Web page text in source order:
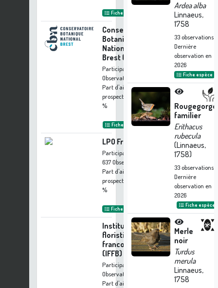
Fiche organisme
Conservatoire
Botanique
National de
Brest (CBNB)
Participation à 895
Observations
Part d'aide à la
prospection : 17.12
%
Fiche organisme
LPO France
Participation à
637 Observations
Part d'aide à la
prospection :
%
Fiche organisme
Institut
floristique
franco-belge
(IFFB)
Participation à 601
Observations
Part d'aide à la
Ardea alba
Linnaeus,
1758
33observations
Dernière
observation en
2026
Fiche espèce
Rougegorge
familier
Erithacus
rubecula
(Linnaeus,
1758)
33observations
Dernière
observation en
2026
Fiche espèce
Merle
noir
Turdus
merula
Linnaeus,
1758